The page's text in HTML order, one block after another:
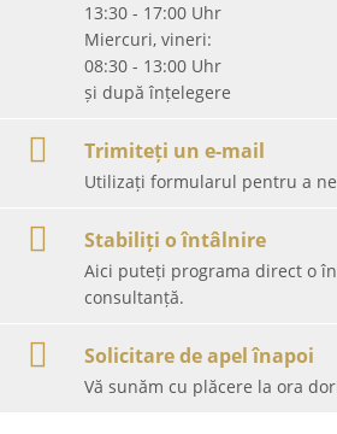
13:30 - 17:00 Uhr
Miercuri, vineri:
08:30 - 13:00 Uhr
și după înțelegere
Trimiteți un e-mail
Utilizați formularul pentru a
Stabiliți o întâlnire
Aici puteți programa direct o
consultanță.
Solicitare de apel înapoi
Vă sunăm cu plăcere la ora